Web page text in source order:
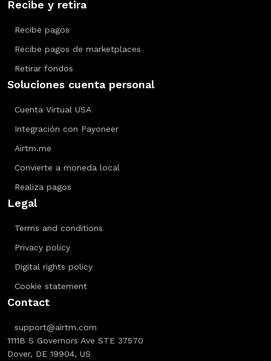
Recibe y retira
Recibe pagos
Recibe pagos de marketplaces
Retirar fondos
Soluciones cuenta personal
Cuenta Virtual USA
Integración con Payoneer
Airtm.me
Convierte a moneda local
Realiza pagos
Legal
Terms and conditions
Privacy policy
Digital rights policy
Cookie statement
Contact
support@airtm.com
1111B S Governors Ave STE 37570
Dover, DE 19904, US